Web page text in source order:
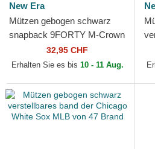
New Era
Mützen gebogen schwarz
snapback 9FORTY M-Crown
Player Replica der Chicago
White Sox MLB von New Era
32,95 CHF
Erhalten Sie es bis 10 - 11 Aug.